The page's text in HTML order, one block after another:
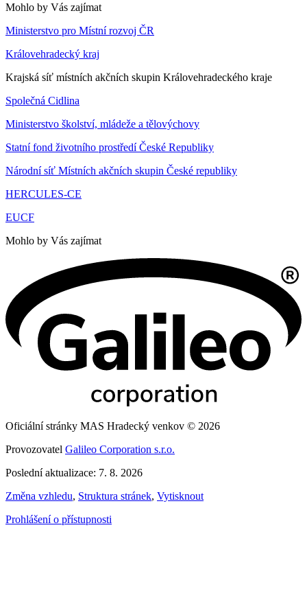
Mohlo by Vás zajímat
Ministerstvo pro Místní rozvoj ČR
Královehradecký kraj
Krajská síť místních akčních skupin Královehradeckého kraje
Společná Cidlina
Ministerstvo školství, mládeže a tělovýchovy
Statní fond životního prostředí České Republiky
Národní síť Místních akčních skupin České republiky
HERCULES-CE
EUCF
Mohlo by Vás zajímat
Oficiální stránky MAS Hradecký venkov © 2026
Provozovatel Galileo Corporation s.r.o.
Poslední aktualizace: 7. 8. 2026
Změna vzhledu, Struktura stránek, Vytisknout
Prohlášení o přístupnosti